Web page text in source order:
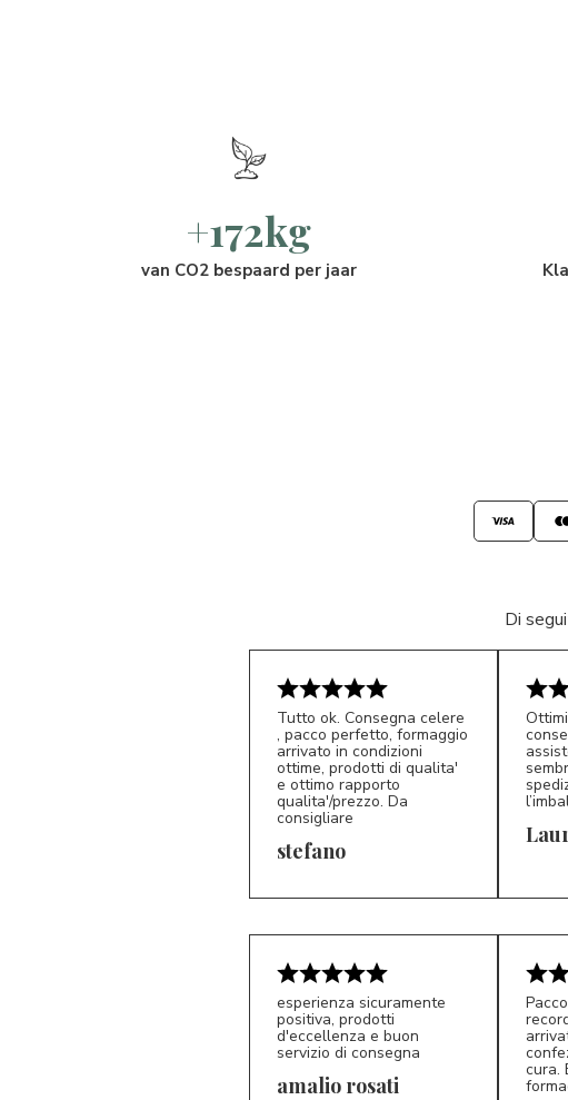
+172kg
van CO2 bespaard per jaar
Di
S*
Tutto ok. Consegna celere
, pacco perfetto, formaggio
arrivato in condizioni
ottime, prodotti di qualita'
e ottimo rapporto
qualita'/prezzo. Da
consigliare
stefano LP
esperienza sicuramente
positiva, prodotti
d'eccellenza e buon
servizio di consegna
amalio rosati
cura.